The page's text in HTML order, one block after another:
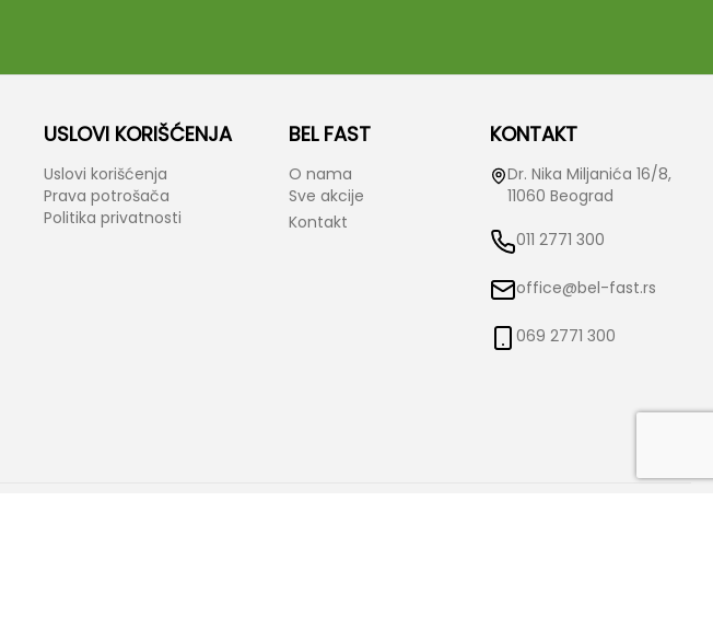
USLOVI KORIŠĆENJA
Uslovi korišćenja
Prava potrošača
Politika privatnosti
BEL FAST
O nama
Sve akcije
Kontakt
KONTAKT
Dr. Nika Miljanića 16/8,
11060 Beograd
011 2771 300
office@bel-fast.rs
069 2771 300